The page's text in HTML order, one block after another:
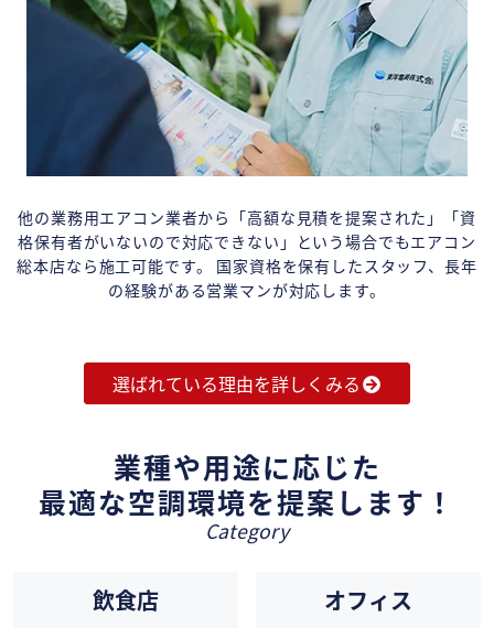
他の業務用エアコン業者から「高額な見積を提案された」「資
格保有者がいないので対応できない」という場合でもエアコン
総本店なら施工可能です。 国家資格を保有したスタッフ、長年
の経験がある営業マンが対応します。
選ばれている理由を詳しくみる
業種や用途に応じた
最適な空調環境を提案します！
Category
飲食店 オフィス